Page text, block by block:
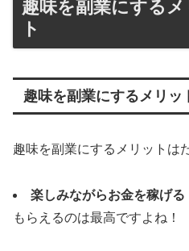
趣味を副業にする
ト
趣味を副業にするメリッ
趣味を副業にするメリットは
楽しみながらお金を稼げる
もらえるのは最高ですよね！